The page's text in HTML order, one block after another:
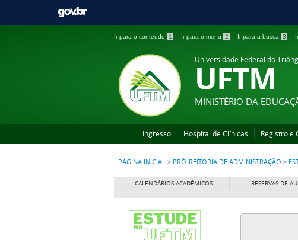
Ir para o conteúdo 1 Ir para o menu 2 Ir para a busca 3
Universidade Federal do
UFTM
MINISTÉRIO DA
Ingresso Hospital de Clínicas Registro e
PÁGINA INICIAL > PRÓ-REITORIA DE ADMINISTRAÇÃO >
CALENDÁRIOS ACADÊMICOS RESERVAS DE